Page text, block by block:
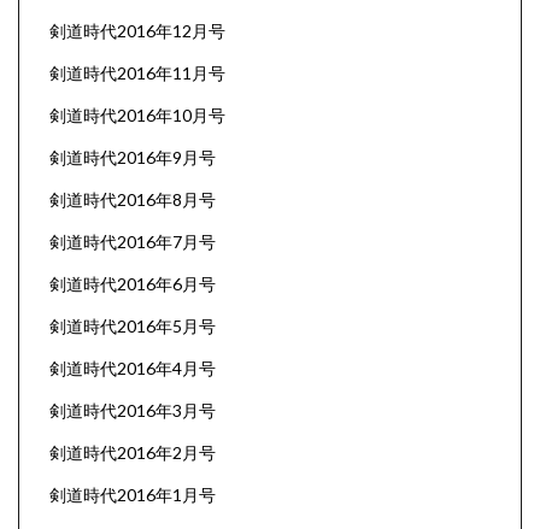
剣道時代2016年12月号
剣道時代2016年11月号
剣道時代2016年10月号
剣道時代2016年9月号
剣道時代2016年8月号
剣道時代2016年7月号
剣道時代2016年6月号
剣道時代2016年5月号
剣道時代2016年4月号
剣道時代2016年3月号
剣道時代2016年2月号
剣道時代2016年1月号